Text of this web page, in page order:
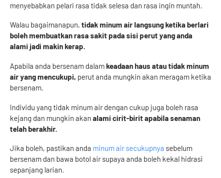
menyebabkan pelari rasa tidak selesa dan rasa ingin muntah.
Walau bagaimanapun, tidak minum air langsung ketika berlari
boleh membuatkan rasa sakit pada sisi perut yang anda
alami jadi makin kerap.
Apabila anda bersenam dalamkeadaan haus atau tidak minum
air yang mencukupi, perut anda mungkin akan meragam ketika
bersenam.
Individu yang tidak minum air dengan cukup juga boleh rasa
kejang dan mungkin akan alami cirit-birit apabila senaman
telah berakhir.
Jika boleh, pastikan anda minum air secukupnya sebelum
bersenam dan bawa botol air supaya anda boleh kekal hidrasi
sepanjang larian.